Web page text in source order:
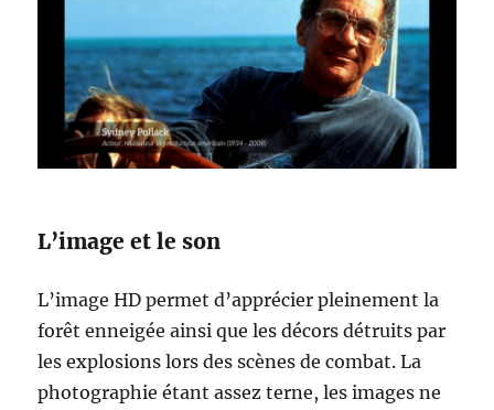
L’image et le son
L’image HD permet d’apprécier pleinement la
forêt enneigée ainsi que les décors détruits par
les explosions lors des scènes de combat. La
photographie étant assez terne, les images ne